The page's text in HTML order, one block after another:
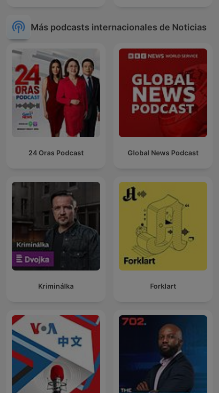
Más podcasts internacionales de Noticias
24 Oras Podcast Global News Podcast
Kriminálka Forklart